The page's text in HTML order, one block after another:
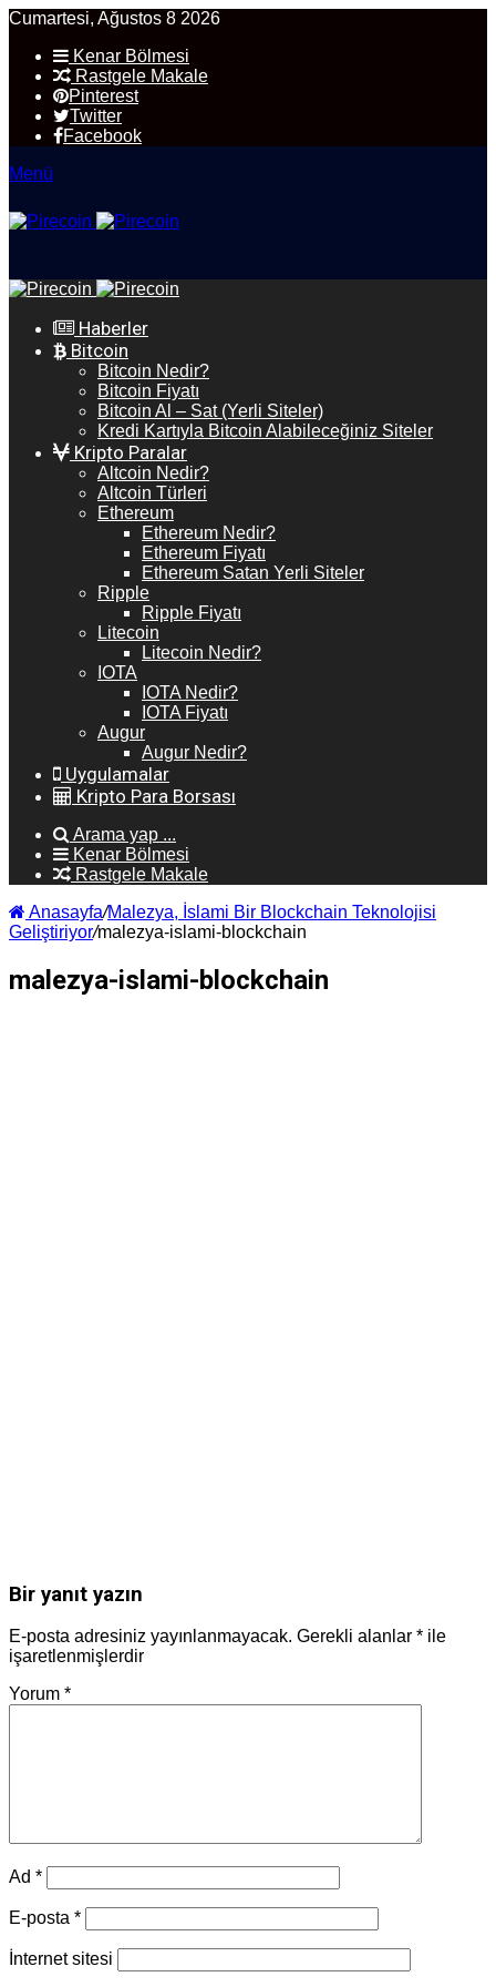
Cumartesi, Ağustos 8 2026
Kenar Bölmesi
Rastgele Makale
Pinterest
Twitter
Facebook
Menü
Haberler
Bitcoin
Bitcoin Nedir?
Bitcoin Fiyatı
Bitcoin Al – Sat (Yerli Siteler)
Kredi Kartıyla Bitcoin Alabileceğiniz Siteler
Kripto Paralar
Altcoin Nedir?
Altcoin Türleri
Ethereum
Ethereum Nedir?
Ethereum Fiyatı
Ethereum Satan Yerli Siteler
Ripple
Ripple Fiyatı
Litecoin
Litecoin Nedir?
IOTA
IOTA Nedir?
IOTA Fiyatı
Augur
Augur Nedir?
Uygulamalar
Kripto Para Borsası
Arama yap ...
Kenar Bölmesi
Rastgele Makale
Anasayfa/Malezya, İslami Bir Blockchain Teknolojisi
Geliştiriyor/malezya-islami-blockchain
malezya-islami-blockchain
Bir yanıt yazın
E-posta adresiniz yayınlanmayacak. Gerekli alanlar * ile
işaretlenmişlerdir
Yorum *
Ad *
E-posta *
İnternet sitesi